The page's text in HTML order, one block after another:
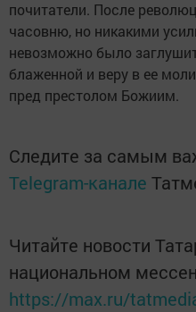
почитатели. После
часовню, но никакими
невозможно было
блаженной и веру в ее
пред престолом Божиим.
Следите за самым
Telegram-канале
Читайте новости
национальном
https://max.ru/